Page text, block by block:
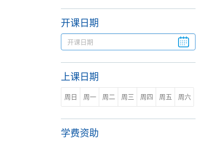
开课日期
上课日期
周日 周一 周二 周三 周四 周五 周六
学费资助